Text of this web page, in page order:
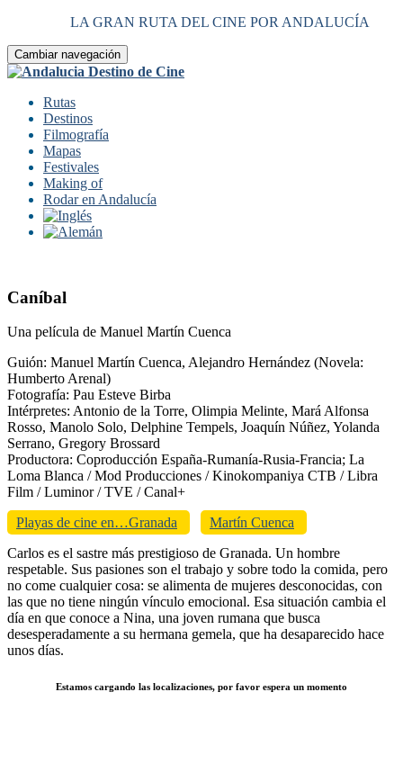
LA GRAN RUTA DEL CINE POR ANDALUCÍA
Cambiar navegación
Rutas
Destinos
Filmografía
Mapas
Festivales
Making of
Rodar en Andalucía
Caníbal
Una película de Manuel Martín Cuenca
Guión: Manuel Martín Cuenca, Alejandro Hernández (Novela:
Humberto Arenal)
Fotografía: Pau Esteve Birba
Intérpretes: Antonio de la Torre, Olimpia Melinte, Mará Alfonsa
Rosso, Manolo Solo, Delphine Tempels, Joaquín Núñez, Yolanda
Serrano, Gregory Brossard
Productora: Coproducción España-Rumanía-Rusia-Francia; La
Loma Blanca / Mod Producciones / Kinokompaniya CTB / Libra
Film / Luminor / TVE / Canal+
Playas de cine en…Granada
Martín Cuenca
Carlos es el sastre más prestigioso de Granada. Un hombre
respetable. Sus pasiones son el trabajo y sobre todo la comida, pero
no come cualquier cosa: se alimenta de mujeres desconocidas, con
las que no tiene ningún vínculo emocional. Esa situación cambia el
día en que conoce a Nina, una joven rumana que busca
desesperadamente a su hermana gemela, que ha desaparecido hace
unos días.
Estamos cargando las localizaciones, por favor espera un momento